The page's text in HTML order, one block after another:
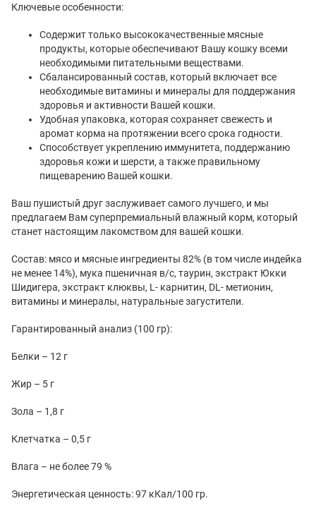
Ключевые особенности:
Содержит только высококачественные мясные
продукты, которые обеспечивают Вашу кошку всеми
необходимыми питательными веществами.
Сбалансированный состав, который включает все
необходимые витамины и минералы для поддержания
здоровья и активности Вашей кошки.
Удобная упаковка, которая сохраняет свежесть и
аромат корма на протяжении всего срока годности.
Способствует укреплению иммунитета, поддержанию
здоровья кожи и шерсти, а также правильному
пищеварению Вашей кошки.
Ваш пушистый друг заслуживает самого лучшего, и мы
предлагаем Вам суперпремиальный влажный корм, который
станет настоящим лакомством для вашей кошки.
Состав: мясо и мясные ингредиенты 82% (в том числе индейка
не менее 14%), мука пшеничная в/с, таурин, экстракт Юкки
Шидигера, экстракт клюквы, L- карнитин, DL- метионин,
витамины и минералы, натуральные загустители.
Гарантированный анализ (100 гр):
Белки – 12 г
Жир – 5 г
Зола – 1,8 г
Клетчатка – 0,5 г
Влага – не более 79 %
Энергетическая ценность: 97 кКал/100 гр.